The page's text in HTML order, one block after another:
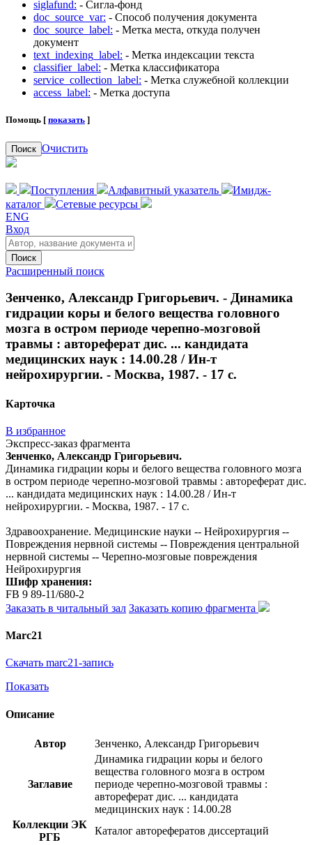
siglafund: - Сигла-фонд
doc_source_var: - Способ получения документа
doc_source_label: - Метка места, откуда получен
документ
text_indexing_label: - Метка индексации текста
classifier_label: - Метка классификатора
service_collection_label: - Метка служебной коллекции
access_label: - Метка доступа
Помощь [ показать ]
Поиск Очистить
Поступления Алфавитный указатель
Имидж-
каталог
Сетевые ресурсы
ENG
Вход
Поиск
Расширенный поиск
Зенченко, Александр Григорьевич. - Динамика
гидрации коры и белого вещества головного
мозга в остром периоде черепно-мозговой
травмы : автореферат дис. ... кандидата
медицинских наук : 14.00.28 / Ин-т
нейрохирургии. - Москва, 1987. - 17 с.
Карточка
В избранное
Экспресс-заказ фрагмента
Зенченко, Александр Григорьевич.
Динамика гидрации коры и белого вещества головного мозга
в остром периоде черепно-мозговой травмы : автореферат дис.
... кандидата медицинских наук : 14.00.28 / Ин-т
нейрохирургии. - Москва, 1987. - 17 с.
Здравоохранение. Медицинские науки -- Нейрохирургия --
Повреждения нервной системы -- Повреждения центральной
нервной системы -- Черепно-мозговые повреждения
Нейрохирургия
Шифр хранения:
FB 9 89-11/680-2
Заказать в читальный зал Заказать копию фрагмента
Marc21
Скачать marc21-запись
Показать
Описание
Автор Зенченко, Александр Григорьевич
Заглавие
Динамика гидрации коры и белого
вещества головного мозга в остром
периоде черепно-мозговой травмы :
автореферат дис. ... кандидата
медицинских наук : 14.00.28
Коллекции ЭК
РГБ
Каталог авторефератов диссертаций